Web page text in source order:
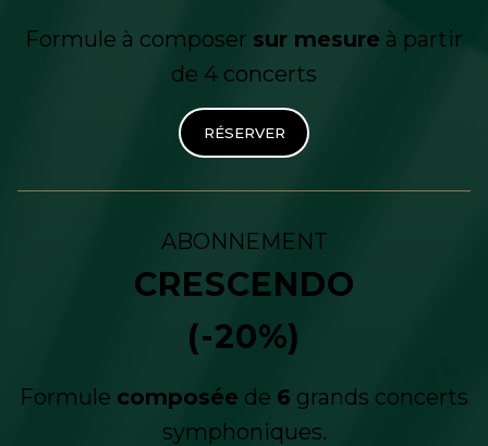
Formule à composer sur mesure à partir
de 4 concerts
RÉSERVER
ABONNEMENT
CRESCENDO
(-20%)
Formule composée de 6 grands concerts
symphoniques.